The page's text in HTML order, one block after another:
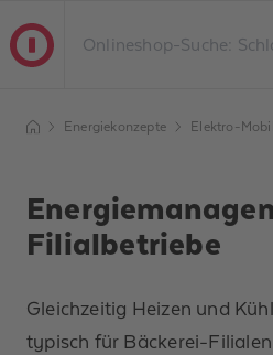
Energiekonzepte Elektro-
Filialbetriebe
Gleichzeitig Heizen und
typisch für Bäckerei-